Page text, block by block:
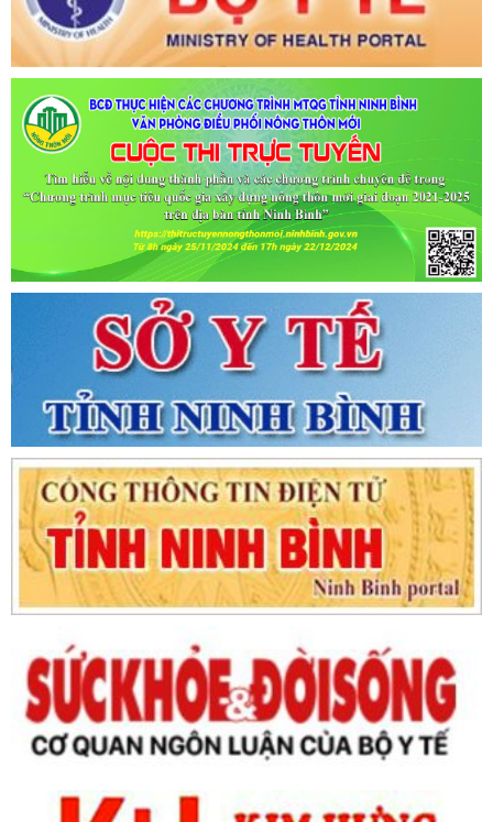
Tên: (CẬP NHẬT DANH SÁCH CÁC ĐỊA ĐIỂM NGUY CƠ CẦN
KHAI BÁO Y TẾ THEO THÔNG BÁO KHẨN CỦA BỘ Y TẾ)
Ngày ban hành: (02/07/2021) - Ngày hiệu lực: (02/07/2021)